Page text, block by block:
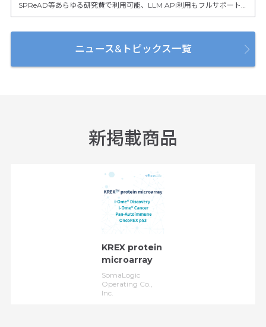
ニュース&トピックス一覧
新掲載商品
KREX protein
microarray
SomaLogic
Operating Co.,
Inc.